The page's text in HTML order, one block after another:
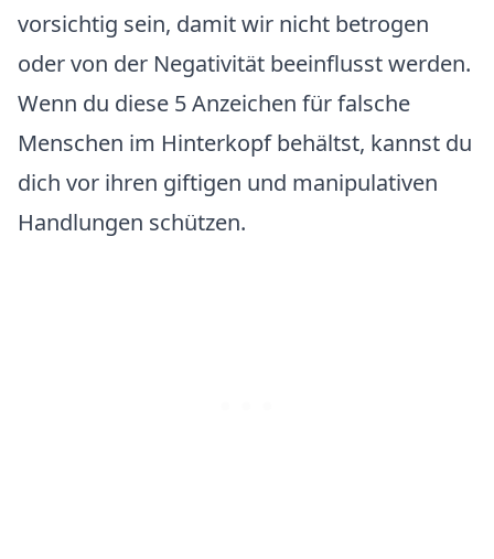
vorsichtig sein, damit wir nicht betrogen
oder von der Negativität beeinflusst werden.
Wenn du diese 5 Anzeichen für falsche
Menschen im Hinterkopf behältst, kannst du
dich vor ihren giftigen und manipulativen
Handlungen schützen.